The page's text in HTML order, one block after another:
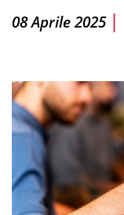
08 Aprile 2025 |